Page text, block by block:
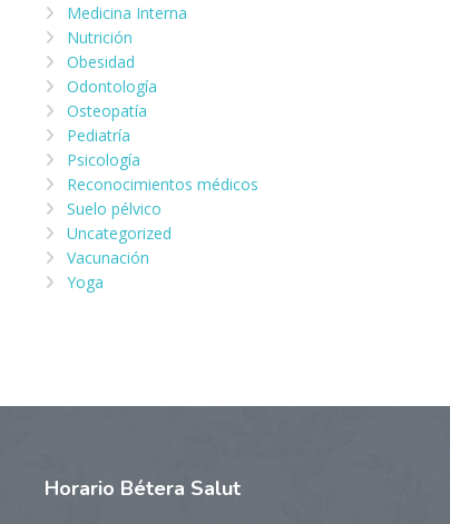
Medicina Interna
Nutrición
Obesidad
Odontología
Osteopatía
Pediatría
Psicología
Reconocimientos médicos
Suelo pélvico
Uncategorized
Vacunación
Yoga
Horario Bétera Salut